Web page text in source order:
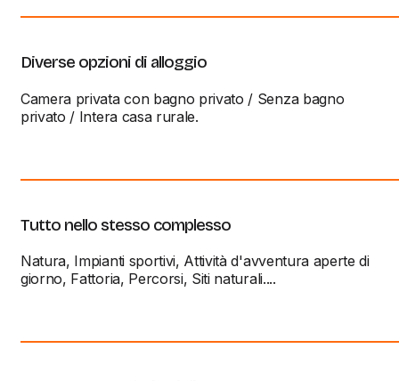
Diverse opzioni di alloggio
Camera privata con bagno privato / Senza bagno
privato / Intera casa rurale.
Tutto nello stesso complesso
Natura, Impianti sportivi, Attività d'avventura aperte di
giorno, Fattoria, Percorsi, Siti naturali....